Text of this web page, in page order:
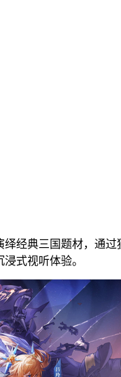
绎经典三国题材，通
式视听体验。